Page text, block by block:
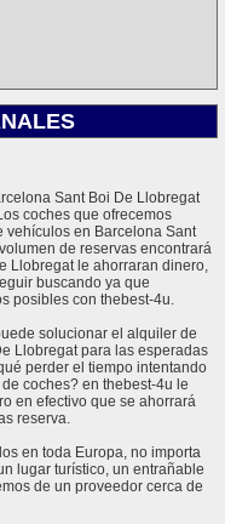
Sant Boi De Llobregat
coches que ofrecemos
vehículos en Barcelona Sant
de reservas encontrará
Llobregat le ahorraran dinero,
buscando ya que
posibles con thebest-4u.
solucionar el alquiler de
Llobregat para las esperadas
perder el tiempo intentando
coches? en thebest-4u le
en efectivo que se ahorrará
reserva.
en toda Europa, no importa
lugar turístico, un entrañable
de un proveedor cerca de